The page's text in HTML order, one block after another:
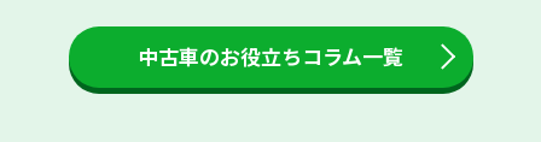
付金をお客様に返還しない業者もあります。廃車査定
をする際には、自動車税の還付金の返還があるかどう
かを確認するようにしてください。埼玉県のソコカラ
中古車のお役立ちコラム一覧